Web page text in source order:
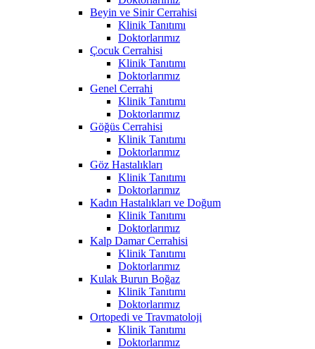
Beyin ve Sinir Cerrahisi
Klinik Tanıtımı
Doktorlarımız
Çocuk Cerrahisi
Klinik Tanıtımı
Doktorlarımız
Genel Cerrahi
Klinik Tanıtımı
Doktorlarımız
Göğüs Cerrahisi
Klinik Tanıtımı
Doktorlarımız
Göz Hastalıkları
Klinik Tanıtımı
Doktorlarımız
Kadın Hastalıkları ve Doğum
Klinik Tanıtımı
Doktorlarımız
Kalp Damar Cerrahisi
Klinik Tanıtımı
Doktorlarımız
Kulak Burun Boğaz
Klinik Tanıtımı
Doktorlarımız
Ortopedi ve Travmatoloji
Klinik Tanıtımı
Doktorlarımız